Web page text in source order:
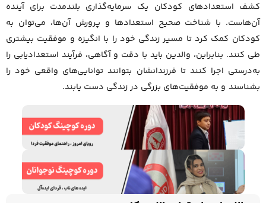
کشف استعدادهای کودکان یک سرمایه‌گذاری بلندمدت برای آینده
آن‌هاست. با شناخت صحیح استعدادها و پرورش آن‌ها، می‌توان به
کودکان کمک کرد تا مسیر زندگی خود را با انگیزه و موفقیت بیشتری
طی کنند. بنابراین، والدین باید با دقت و آگاهی، فرآیند استعدادیابی را
به‌درستی اجرا کنند تا فرزندانشان بتوانند توانایی‌های واقعی خود را
بشناسند و به موفقیت‌های بزرگی در زندگی دست یابند.